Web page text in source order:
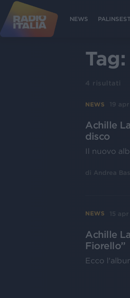
NEWS
Tag:
4 risultati
NEWS 19
Achille
disco
Il nuovo
di Andrea
NEWS 15 apr
Achille
Fiorello”
Ecco